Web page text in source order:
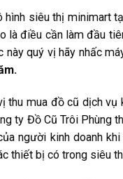
hình siêu thị minimart
là điều cần làm đầu
này quý vị hãy nhấc
thu mua đồ cũ dịch
ty Đồ Cũ Trôi Phùng
người kinh doanh
thiết bị có trong siêu